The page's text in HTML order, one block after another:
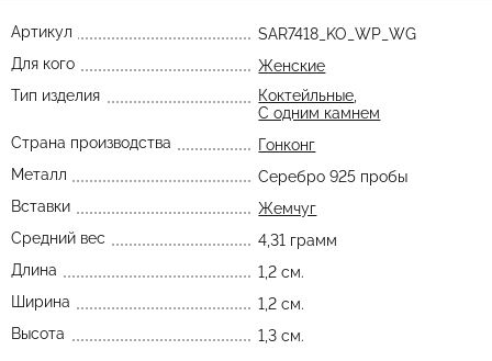
Артикул
SAR7418_KO_WP_WG
Для кого
Женские
Тип изделия
Коктейльные
С одним камнем
Страна производства
Гонконг
Металл
Серебро 925 пробы
Вставки
Жемчуг
Средний вес
4,31 грамм
Длина
1,2 см.
Ширина
1,2 см.
Высота
1,3 см.